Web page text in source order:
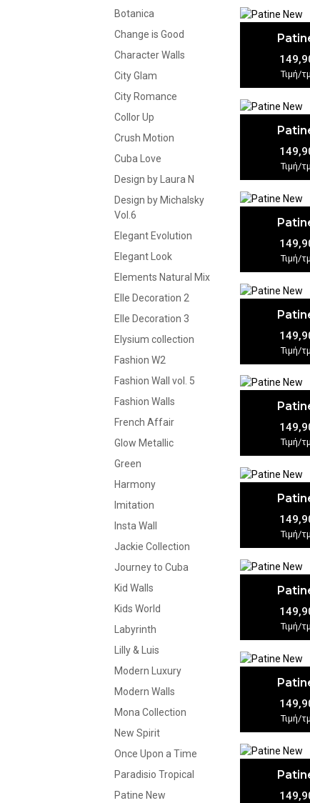
Botanica
Change is Good
Character Walls
City Glam
City Romance
Collor Up
Crush Motion
Cuba Love
Design by Laura N
Design by Michalsky
Vol.6
Elegant Evolution
Elegant Look
Elements Natural Mix
Elle Decoration 2
Elle Decoration 3
Elysium collection
Fashion W2
Fashion Wall vol. 5
Fashion Walls
French Affair
Glow Metallic
Green
Harmony
Imitation
Insta Wall
Jackie Collection
Journey to Cuba
Kid Walls
Kids World
Labyrinth
Lilly & Luis
Modern Luxury
Modern Walls
Mona Collection
New Spirit
Once Upon a Time
Paradisio Tropical
Patine New
Τιμή/
Τιμή/
Τιμή/
Τιμή/
Τιμή/
Τιμή/
Τιμή/
Τιμή/